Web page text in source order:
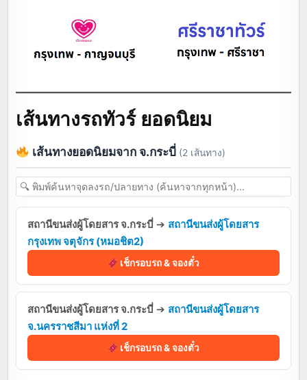
เส้นทางรถทัวร์ ยอดนิยม
เส้นทางยอดนิยมจาก จ.กระบี่ (2 เส้นทาง)
สถานีขนส่งผู้โดยสาร จ.กระบี่ ➔ สถานีขนส่งผู้โดยสาร
กรุงเทพ จตุจักร (หมอชิต2)
เช็กรอบรถ & จองตั๋ว
สถานีขนส่งผู้โดยสาร จ.กระบี่ ➔ สถานีขนส่งผู้โดยสาร
จ.นครราชสีมา แห่งที่ 2
เช็กรอบรถ & จองตั๋ว